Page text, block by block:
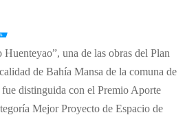
una de las obras del Plan
de Bahía Mansa de la comuna de
fue distinguida con el Premio Aporte
Mejor Proyecto de Espacio de